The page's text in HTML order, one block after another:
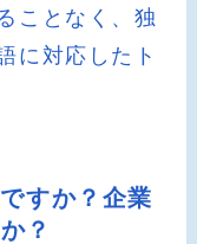
ことなく、独
に対応したト
すか？企業
？